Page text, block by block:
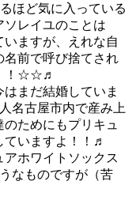
ほど気に入っている
ソレイユのことは
いますが、えれな自
名前で呼び捨てされ
！☆☆♬
まだ結婚していま
名古屋市内で産み上
ためにもプリキュ
ていますよ！！♬
ホワイトソックス
なものですが（苦